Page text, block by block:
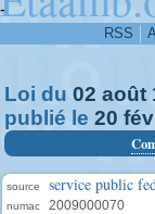
-
RSS
Loi du 02 août
publié le 20
source service public
numac 2009000070